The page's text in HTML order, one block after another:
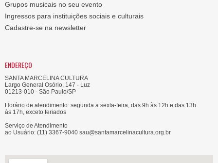
Grupos musicais no seu evento
Ingressos para instituições sociais e culturais
Cadastre-se na newsletter
ENDEREÇO
SANTA MARCELINA CULTURA
Largo General Osório, 147 - Luz
01213-010 - São Paulo/SP
Horário de atendimento: segunda a sexta-feira, das 9h às 12h e das 13h
às 17h, exceto feriados
Serviço de Atendimento
ao Usuário: (11) 3367-9040 sau@santamarcelinacultura.org.br